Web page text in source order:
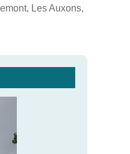
Les Auxons,